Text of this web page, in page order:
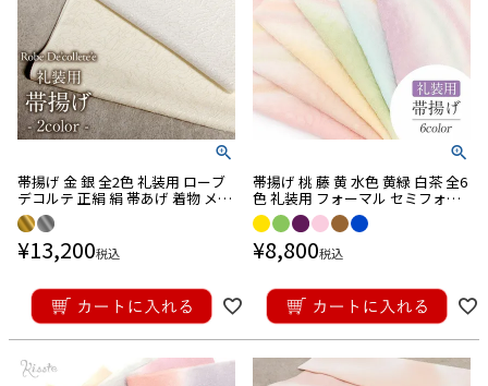
帯揚げ 金 銀 全2色 礼装用 ローブ
デコルテ 正絹 絹 帯あげ 着物 メー
ル便対応可
¥13,200税込
帯揚げ 桃 藤 黄 水色 黄緑 白茶 全6
色 礼装用 フォーマル セミフォー
マル 丹後ちりめん 七宝に万寿菊
正絹 メール便対応可
¥8,800税込